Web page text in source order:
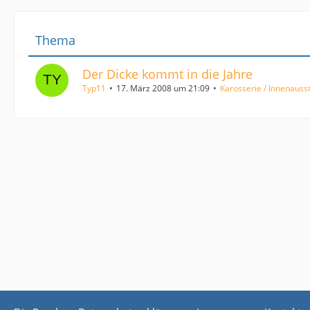
Thema
Der Dicke kommt in die Jahre
Typ11 17. März 2008 um 21:09 Karosserie /